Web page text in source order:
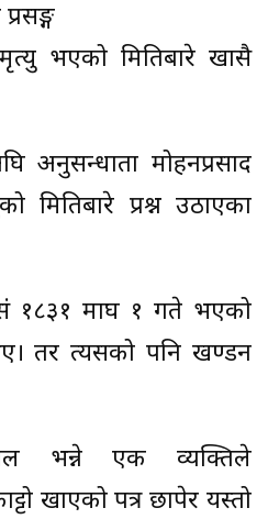
भएको मितिबारे खासै
अनुसन्धाता मोहनप्रसाद
मितिबारे प्रश्न उठाएका
१८३१ माघ १ गते भएको
तर त्यसको पनि खण्डन
भन्ने एक व्यक्तिले
खाएको पत्र छापेर यस्तो